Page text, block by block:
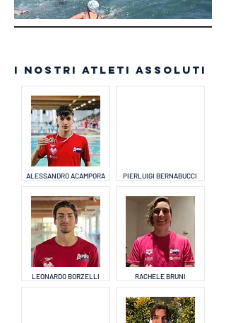
I NOSTRI ATLETI ASSOLUTI
ALESSANDRO ACAMPORA
LEONARDO BORZELLI
PIERLUIGI BERNABUCCI
RACHELE BRUNI